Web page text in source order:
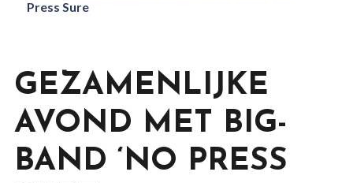
Press Sure
GEZAMENLIJKE
AVOND MET BIG-
BAND ‘NO PRESS